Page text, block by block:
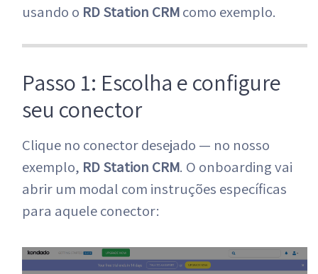
usando o RD Station CRMcomo exemplo.
Passo 1: Escolha e configure
seu conector
Clique no conector desejado — no nosso
exemplo, RD Station CRM. O onboarding vai
abrir um modal com instruções específicas
para aquele conector: